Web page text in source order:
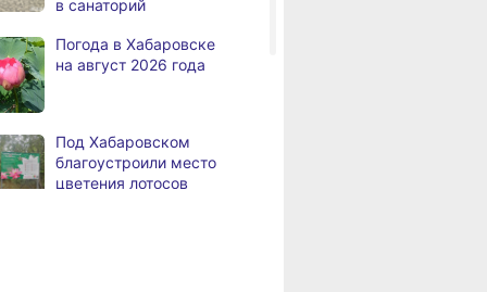
новую технологию
инсульта
бесплатная сеть Wi-Fi
В Хабаровском крае
выполнили 70% дорожных
в санаторий
Погода в Хабаровске
на август 2026 года
Под Хабаровском
благоустроили место
цветения лотосов